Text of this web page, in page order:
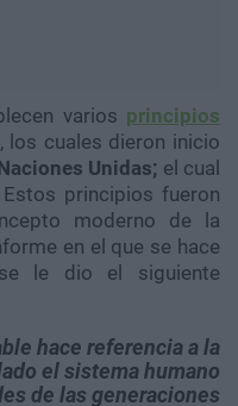
varios principios
, los cuales dieron inicio
Unidas; el cual
principios fueron
moderno de la
en el que se hace
le dio el siguiente
hace referencia a la
el sistema humano
de las generaciones